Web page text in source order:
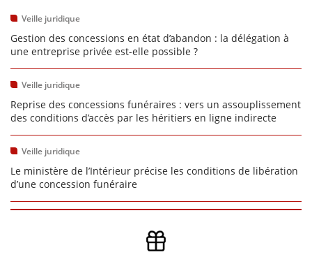
Veille juridique
Gestion des concessions en état d’abandon : la délégation à
une entreprise privée est-elle possible ?
Veille juridique
Reprise des concessions funéraires : vers un assouplissement
des conditions d’accès par les héritiers en ligne indirecte
Veille juridique
Le ministère de l’Intérieur précise les conditions de libération
d’une concession funéraire